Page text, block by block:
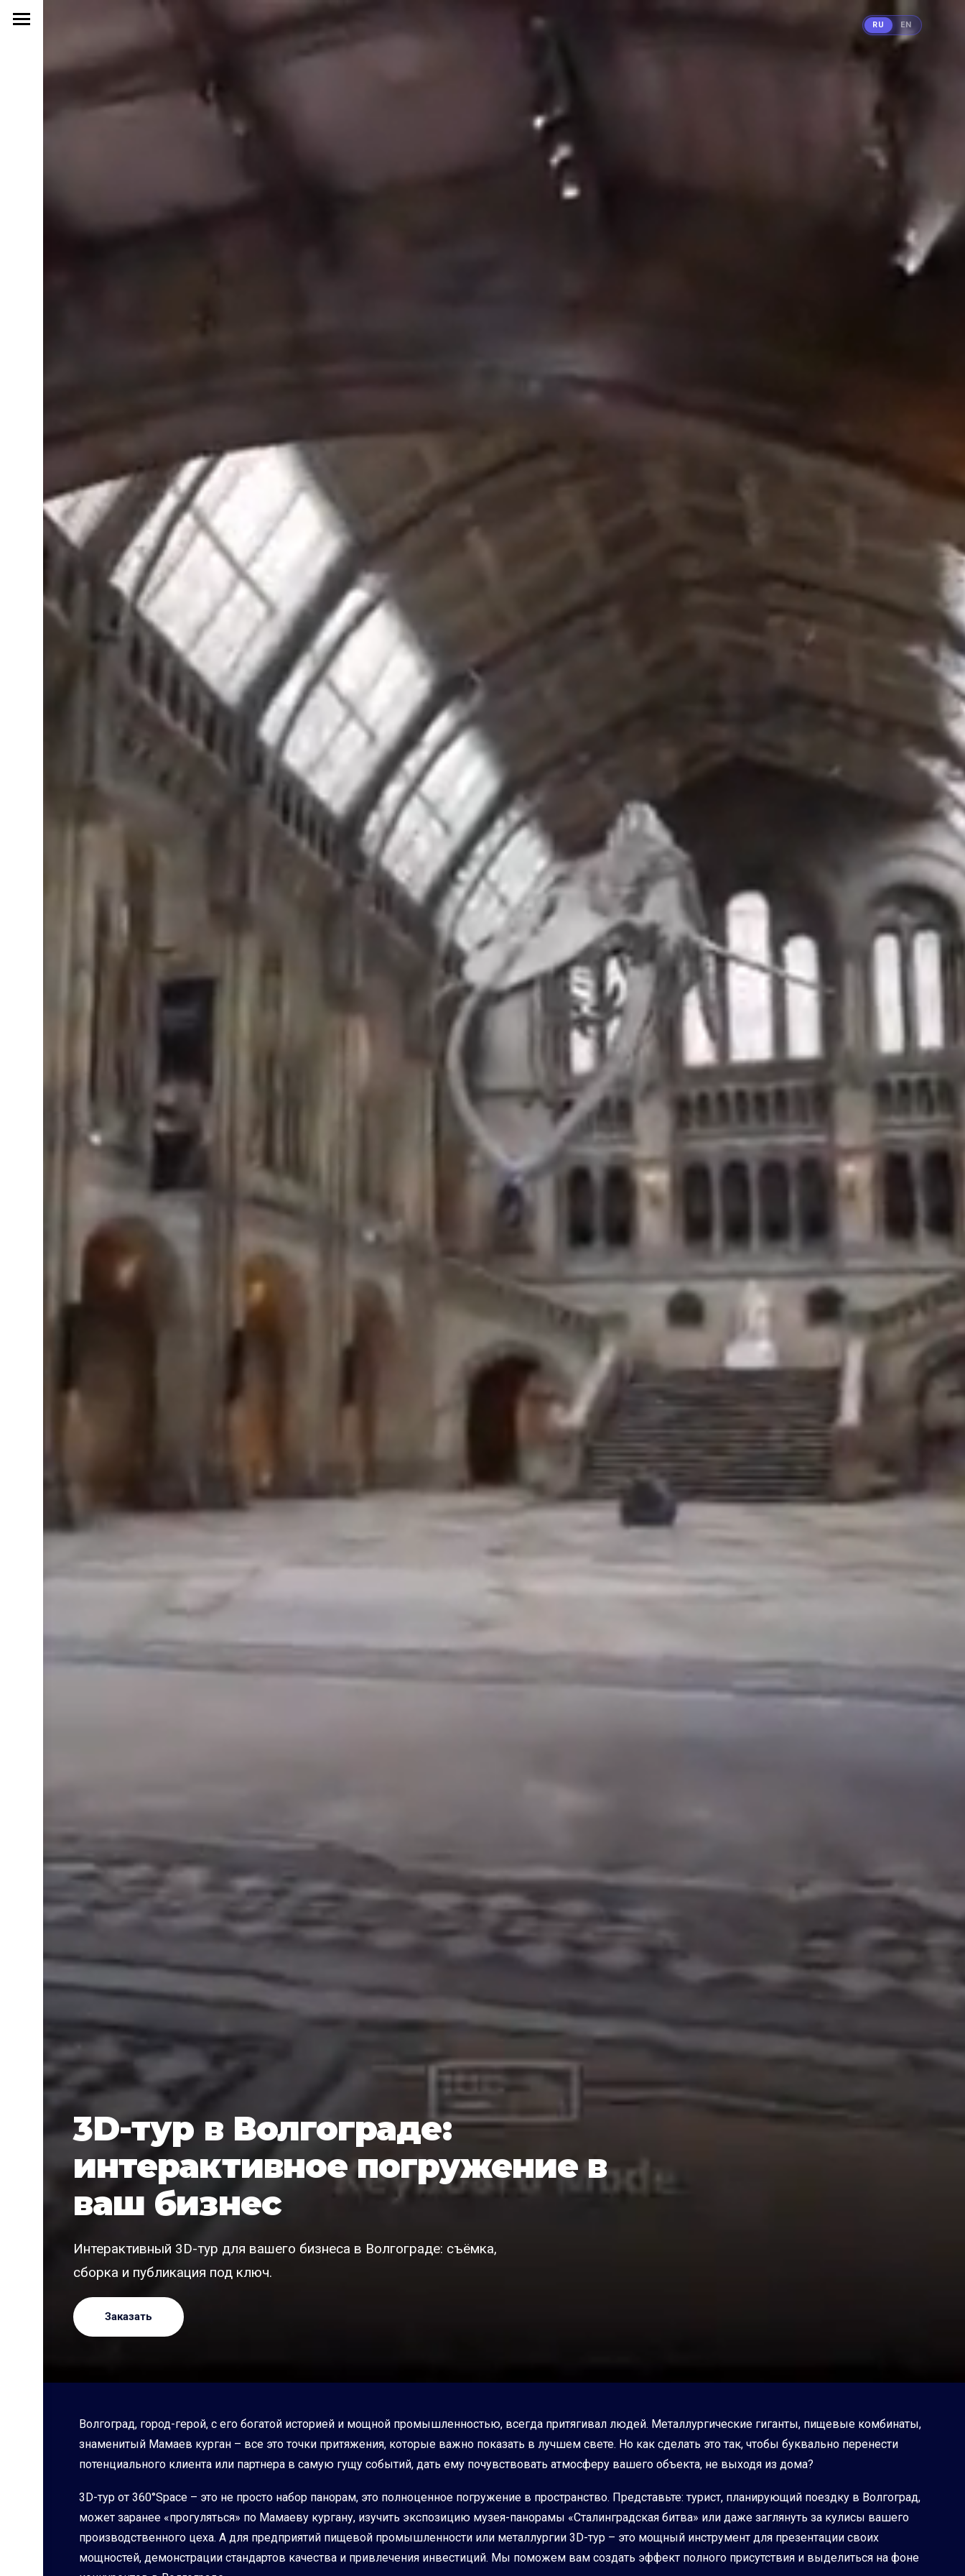
3D-тур в Волгограде:
интерактивное погружение в
ваш бизнес
Интерактивный 3D-тур для вашего бизнеса в Волгограде: съёмка,
сборка и публикация под ключ.
Заказать
Волгоград, город-герой, с его богатой историей и мощной промышленностью, всегда притягивал людей. Металлургические гиганты, пищевые комбинаты,
знаменитый Мамаев курган – все это точки притяжения, которые важно показать в лучшем свете. Но как сделать это так, чтобы буквально перенести
потенциального клиента или партнера в самую гущу событий, дать ему почувствовать атмосферу вашего объекта, не выходя из дома?
3D-тур от 360°Space – это не просто набор панорам, это полноценное погружение в пространство. Представьте: турист, планирующий поездку в Волгоград,
может заранее «прогуляться» по Мамаеву кургану, изучить экспозицию музея-панорамы «Сталинградская битва» или даже заглянуть за кулисы вашего
производственного цеха. А для предприятий пищевой промышленности или металлургии 3D-тур – это мощный инструмент для презентации своих
мощностей, демонстрации стандартов качества и привлечения инвестиций. Мы поможем вам создать эффект полного присутствия и выделиться на фоне
RU EN